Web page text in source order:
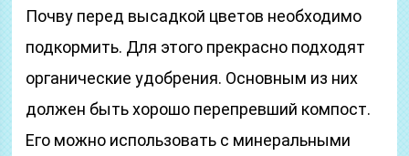
Почву перед высадкой цветов необходимо
подкормить. Для этого прекрасно подходят
органические удобрения. Основным из них
должен быть хорошо перепревший компост.
Его можно использовать с минеральными